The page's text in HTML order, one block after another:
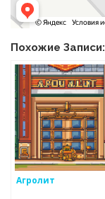
Похожие Записи:
Агролит